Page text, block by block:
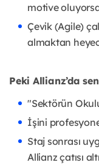
motive
Çevik (Agile)
almaktan
Peki Allianz’da
"Sektörün
İşini
Staj sonrası
Allianz çatısı